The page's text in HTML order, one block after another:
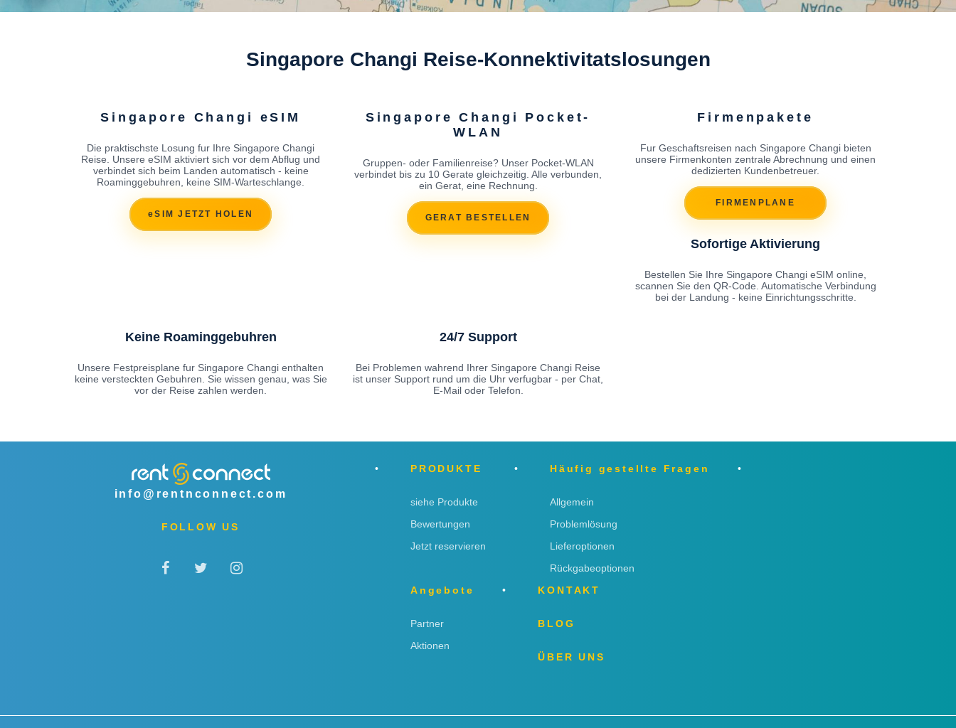
Singapore Changi Reise-Konnektivitatslosungen
Singapore Changi eSIM
Die praktischste Losung fur Ihre Singapore Changi
Reise. Unsere eSIM aktiviert sich vor dem Abflug und
verbindet sich beim Landen automatisch - keine
Roaminggebuhren, keine SIM-Warteschlange.
eSIM JETZT HOLEN
Singapore Changi Pocket-
WLAN
Gruppen- oder Familienreise? Unser Pocket-WLAN
verbindet bis zu 10 Gerate gleichzeitig. Alle verbunden,
ein Gerat, eine Rechnung.
GERAT BESTELLEN
Firmenpakete
Fur Geschaftsreisen nach Singapore Changi bieten
unsere Firmenkonten zentrale Abrechnung und einen
dedizierten Kundenbetreuer.
FIRMENPLANE
Sofortige Aktivierung
Bestellen Sie Ihre Singapore Changi eSIM online,
scannen Sie den QR-Code. Automatische Verbindung
bei der Landung - keine Einrichtungsschritte.
Keine Roaminggebuhren
Unsere Festpreisplane fur Singapore Changi enthalten
keine versteckten Gebuhren. Sie wissen genau, was Sie
vor der Reise zahlen werden.
24/7 Support
Bei Problemen wahrend Ihrer Singapore Changi Reise
ist unser Support rund um die Uhr verfugbar - per Chat,
E-Mail oder Telefon.
info@rentnconnect.com
FOLLOW US
PRODUKTE
siehe Produkte
Bewertungen
Jetzt reservieren
Häufig gestellte Fragen
Allgemein
Problemlösung
Lieferoptionen
Rückgabeoptionen
Angebote
Partner
Aktionen
KONTAKT
BLOG
ÜBER UNS